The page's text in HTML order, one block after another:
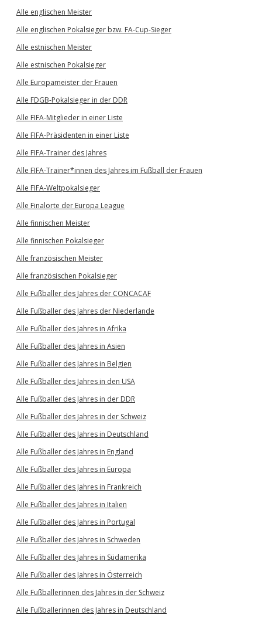
Alle englischen Meister
Alle englischen Pokalsieger bzw. FA-Cup-Sieger
Alle estnischen Meister
Alle estnischen Pokalsieger
Alle Europameister der Frauen
Alle FDGB-Pokalsieger in der DDR
Alle FIFA-Mitglieder in einer Liste
Alle FIFA-Präsidenten in einer Liste
Alle FIFA-Trainer des Jahres
Alle FIFA-Trainer*innen des Jahres im Fußball der Frauen
Alle FIFA-Weltpokalsieger
Alle Finalorte der Europa League
Alle finnischen Meister
Alle finnischen Pokalsieger
Alle französischen Meister
Alle französischen Pokalsieger
Alle Fußballer des Jahres der CONCACAF
Alle Fußballer des Jahres der Niederlande
Alle Fußballer des Jahres in Afrika
Alle Fußballer des Jahres in Asien
Alle Fußballer des Jahres in Belgien
Alle Fußballer des Jahres in den USA
Alle Fußballer des Jahres in der DDR
Alle Fußballer des Jahres in der Schweiz
Alle Fußballer des Jahres in Deutschland
Alle Fußballer des Jahres in England
Alle Fußballer des Jahres in Europa
Alle Fußballer des Jahres in Frankreich
Alle Fußballer des Jahres in Italien
Alle Fußballer des Jahres in Portugal
Alle Fußballer des Jahres in Schweden
Alle Fußballer des Jahres in Südamerika
Alle Fußballer des Jahres in Österreich
Alle Fußballerinnen des Jahres in der Schweiz
Alle Fußballerinnen des Jahres in Deutschland